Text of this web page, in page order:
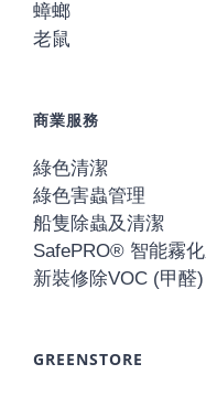
蟑螂
老鼠
商業服務
綠色清潔
綠色害蟲管理
船隻除蟲及清潔
SafePRO® 智能霧
新裝修除VOC (甲醛)
GREENSTORE